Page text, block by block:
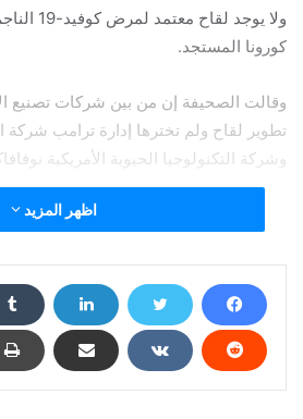
ولا يوجد
كورونا المستجد.
وقالت الصحيفة إن من بين شركات تصنيع
تطوير لقاح ولم تخترها إدارة ترامب شركة
وشركة التكنولوجيا الحيوية الأمريكية
وأفادت الصحيفة نقلا عن مسئولين، بأن
ولم ترد وزارة الصحة والخدمات الإنسانية
طلب للتعليق.
اظهر المزيد